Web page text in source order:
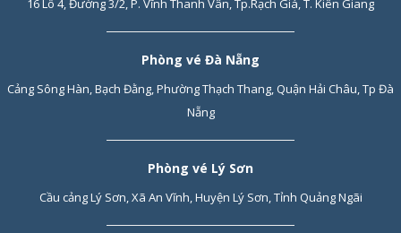
16 Lô 4, Đường 3/2, P. Vĩnh Thanh Vân, Tp.Rạch Giá, T. Kiên Giang
Phòng vé Đà Nẵng
Cảng Sông Hàn, Bạch Đằng, Phường Thạch Thang, Quận Hải Châu, Tp Đà
Nẵng
Phòng vé Lý Sơn
Cầu cảng Lý Sơn, Xã An Vĩnh, Huyện Lý Sơn, Tỉnh Quảng Ngãi